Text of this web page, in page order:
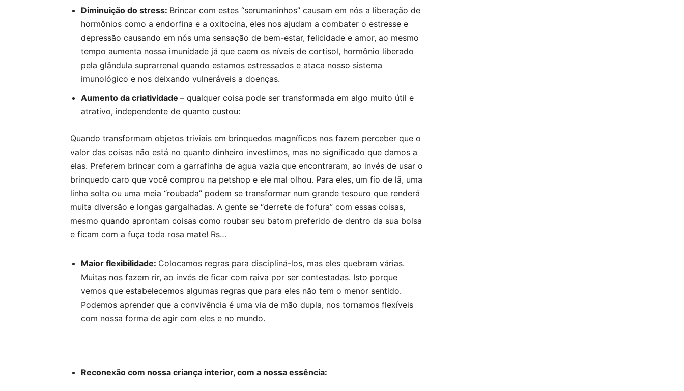
Diminuição do stress: Brincar com estes “serumaninhos” causam em nós a liberação de
hormônios como a endorfina e a oxitocina, eles nos ajudam a combater o estresse e
depressão causando em nós uma sensação de bem-estar, felicidade e amor, ao mesmo
tempo aumenta nossa imunidade já que caem os níveis de cortisol, hormônio liberado
pela glândula suprarrenal quando estamos estressados e ataca nosso sistema
imunológico e nos deixando vulneráveis a doenças.
Aumento da criatividade – qualquer coisa pode ser transformada em algo muito útil e
atrativo, independente de quanto custou:
Quando transformam objetos triviais em brinquedos magníficos nos fazem perceber que o
valor das coisas não está no quanto dinheiro investimos, mas no significado que damos a
elas. Preferem brincar com a garrafinha de agua vazia que encontraram, ao invés de usar o
brinquedo caro que você comprou na petshop e ele mal olhou. Para eles, um fio de lã, uma
linha solta ou uma meia “roubada” podem se transformar num grande tesouro que renderá
muita diversão e longas gargalhadas. A gente se “derrete de fofura” com essas coisas,
mesmo quando aprontam coisas como roubar seu batom preferido de dentro da sua bolsa
e ficam com a fuça toda rosa mate! Rs…
Maior flexibilidade: Colocamos regras para discipliná-los, mas eles quebram várias.
Muitas nos fazem rir, ao invés de ficar com raiva por ser contestadas. Isto porque
vemos que estabelecemos algumas regras que para eles não tem o menor sentido.
Podemos aprender que a convivência é uma via de mão dupla, nos tornamos flexíveis
com nossa forma de agir com eles e no mundo.
Reconexão com nossa criança interior, com a nossa essência: